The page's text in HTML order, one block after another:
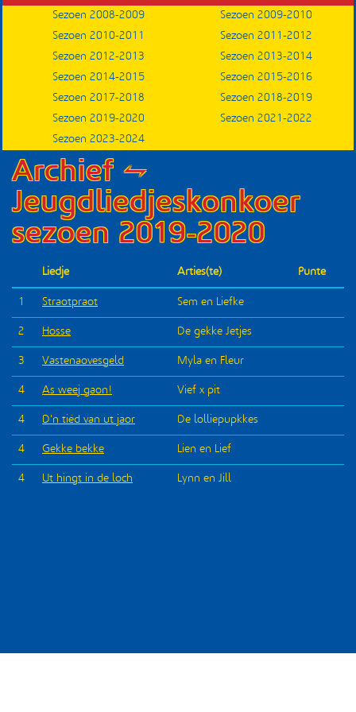
Submenu
Sezoen 2008-2009
Sezoen 2009-2010
Sezoen 2010-2011
Sezoen 2011-2012
Sezoen 2012-2013
Sezoen 2013-2014
Sezoen 2014-2015
Sezoen 2015-2016
Sezoen 2017-2018
Sezoen 2018-2019
Sezoen 2019-2020
Sezoen 2021-2022
Sezoen 2023-2024
Archief ⥊
Jeugdliedjeskonkoer
sezoen 2019-2020
Liedje Arties(te) Punte
1 Straotpraot Sem en Liefke
2 Hosse De gekke Jetjes
3 Vastenaovesgeld Myla en Fleur
4 As weej gaon! Vief x pit
4 D'n tiéd van ut jaor De lolliepupkkes
4 Gekke bekke Lien en Lief
4 Ut hingt in de loch Lynn en Jill